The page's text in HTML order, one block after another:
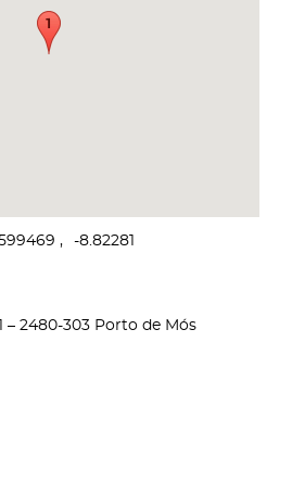
-8.82281
– 2480-303 Porto de Mós